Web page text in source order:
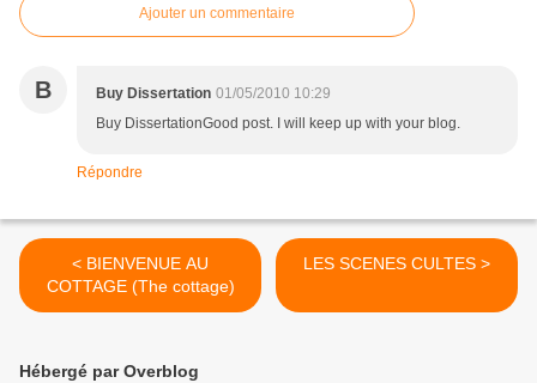
Ajouter un commentaire
B Buy Dissertation 01/05/2010 10:29
Buy DissertationGood post. I will keep up with your blog.
Répondre
< BIENVENUE AU
COTTAGE (The cottage)
LES SCENES CULTES >
Hébergé par Overblog